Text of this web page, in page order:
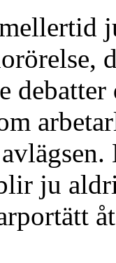
debatter
ju